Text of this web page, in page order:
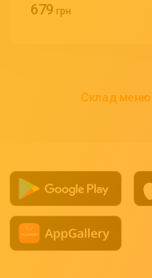
679 грн
Склад меню